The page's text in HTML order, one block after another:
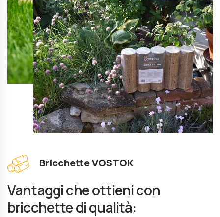
Bricchette VOSTOK
Vantaggi che ottieni con
bricchette di qualità: